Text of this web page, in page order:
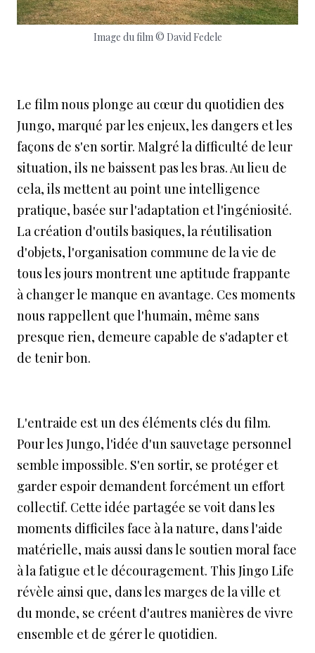
Image du film © David Fedele
Le film nous plonge au cœur du quotidien des
Jungo, marqué par les enjeux, les dangers et les
façons de s'en sortir. Malgré la difficulté de leur
situation, ils ne baissent pas les bras. Au lieu de
cela, ils mettent au point une intelligence
pratique, basée sur l'adaptation et l'ingéniosité.
La création d'outils basiques, la réutilisation
d'objets, l'organisation commune de la vie de
tous les jours montrent une aptitude frappante
à changer le manque en avantage. Ces moments
nous rappellent que l'humain, même sans
presque rien, demeure capable de s'adapter et
de tenir bon.
L'entraide est un des éléments clés du film.
Pour les Jungo, l'idée d'un sauvetage personnel
semble impossible. S'en sortir, se protéger et
garder espoir demandent forcément un effort
collectif. Cette idée partagée se voit dans les
moments difficiles face à la nature, dans l'aide
matérielle, mais aussi dans le soutien moral face
à la fatigue et le découragement. This Jingo Life
révèle ainsi que, dans les marges de la ville et
du monde, se créent d'autres manières de vivre
ensemble et de gérer le quotidien.